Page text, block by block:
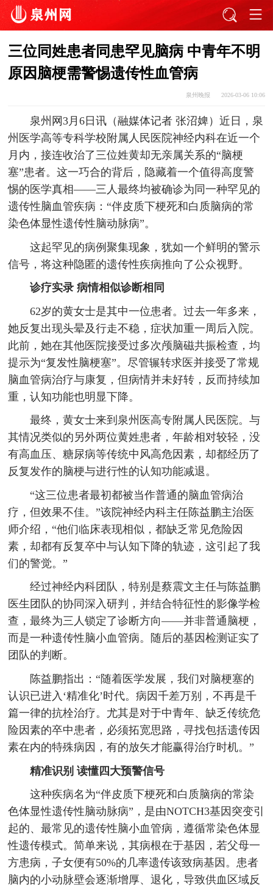
三位同姓患者同患罕见脑病 中青年不明
原因脑梗需警惕遗传性血管病
泉州晚报 2026-03-06 10:06
泉州网3月6日讯（融媒体记者 张沼婢）近日，泉
州医学高等专科学校附属人民医院神经内科在近一个
月内，接连收治了三位姓黄却无亲属关系的“脑梗
塞”患者。这一巧合的背后，隐藏着一个值得高度警
惕的医学真相——三人最终均被确诊为同一种罕见的
遗传性脑血管疾病：“伴皮质下梗死和白质脑病的常
染色体显性遗传性脑动脉病”。
这起罕见的病例聚集现象，犹如一个鲜明的警示
信号，将这种隐匿的遗传性疾病推向了公众视野。
诊疗实录 病情相似诊断相同
62岁的黄女士是其中一位患者。过去一年多来，
她反复出现头晕及行走不稳，症状加重一周后入院。
此前，她在其他医院接受过多次颅脑磁共振检查，均
提示为“复发性脑梗塞”。尽管辗转求医并接受了常规
脑血管病治疗与康复，但病情并未好转，反而持续加
重，认知功能也明显下降。
最终，黄女士来到泉州医高专附属人民医院。与
其情况类似的另外两位黄姓患者，年龄相对较轻，没
有高血压、糖尿病等传统中风高危因素，却都经历了
反复发作的脑梗与进行性的认知功能减退。
“这三位患者最初都被当作普通的脑血管病治
疗，但效果不佳。”该院神经内科主任陈益鹏主治医
师介绍，“他们临床表现相似，都缺乏常见危险因
素，却都有反复卒中与认知下降的轨迹，这引起了我
们的警觉。”
经过神经内科团队，特别是蔡震文主任与陈益鹏
医生团队的协同深入研判，并结合特征性的影像学检
查，最终为三人锁定了诊断方向——并非普通脑梗，
而是一种遗传性脑小血管病。随后的基因检测证实了
团队的判断。
陈益鹏指出：“随着医学发展，我们对脑梗塞的
认识已进入‘精准化’时代。病因千差万别，不再是千
篇一律的抗栓治疗。尤其是对于中青年、缺乏传统危
险因素的卒中患者，必须拓宽思路，寻找包括遗传因
素在内的特殊病因，有的放矢才能赢得治疗时机。”
精准识别 读懂四大预警信号
这种疾病名为“伴皮质下梗死和白质脑病的常染
色体显性遗传性脑动脉病”，是由NOTCH3基因突变引
起的、最常见的遗传性脑小血管病，遵循常染色体显
性遗传模式。简单来说，其病根在于基因，若父母一
方患病，子女便有50%的几率遗传该致病基因。患者
脑内的小动脉壁会逐渐增厚、退化，导致供血区域反